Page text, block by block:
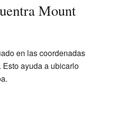
Mount
en las coordenadas
Esto ayuda a ubicarlo